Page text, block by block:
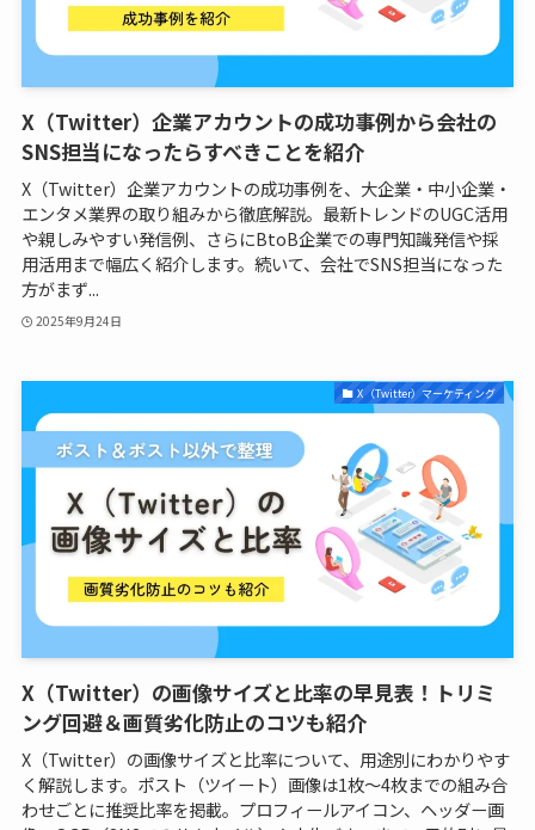
X（Twitter）企業アカウントの成功事例から会社の
SNS担当になったらすべきことを紹介
X（Twitter）企業アカウントの成功事例を、大企業・中小企業・
エンタメ業界の取り組みから徹底解説。最新トレンドのUGC活用
や親しみやすい発信例、さらにBtoB企業での専門知識発信や採
用活用まで幅広く紹介します。続いて、会社でSNS担当になった
方がまず...
2025年9月24日
X（Twitter）マーケティング
X（Twitter）の画像サイズと比率の早見表！トリミ
ング回避＆画質劣化防止のコツも紹介
X（Twitter）の画像サイズと比率について、用途別にわかりやす
く解説します。ポスト（ツイート）画像は1枚〜4枚までの組み合
わせごとに推奨比率を掲載。プロフィールアイコン、ヘッダー画